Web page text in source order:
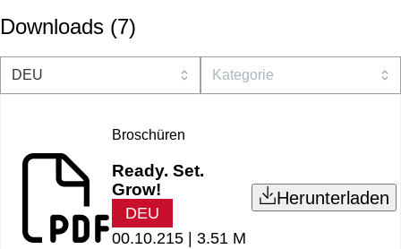
Downloads (7)
Broschüren
Ready. Set.
Grow!
DEU
00.10.215 | 3.51 M
Herunterladen